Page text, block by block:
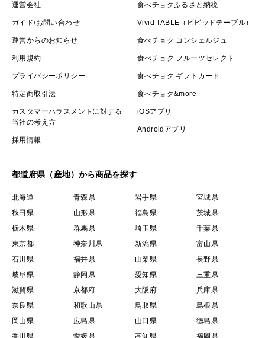
運営会社
ガイド/お問い合わせ
運営からのお知らせ
利用規約
プライバシーポリシー
特定商取引法
カスタマーハラスメントに対する
当社の考え方
採用情報
食べチョクふるさと納税
Vivid TABLE（ビビッドテーブル）
食べチョク コンシェルジュ
食べチョク フルーツセレクト
食べチョク ギフトカード
食べチョク&more
iOSアプリ
Androidアプリ
都道府県（産地）から商品を探す
北海道 青森県 岩手県
宮城県
秋田県
山形県 福島県
茨城県
栃木県
群馬県 埼玉県
千葉県
東京都
神奈川県 新潟県
富山県
石川県
福井県 山梨県
長野県
岐阜県
静岡県 愛知県
三重県
滋賀県
京都府 大阪府
兵庫県
奈良県
和歌山県 鳥取県
島根県
岡山県
広島県 山口県
徳島県